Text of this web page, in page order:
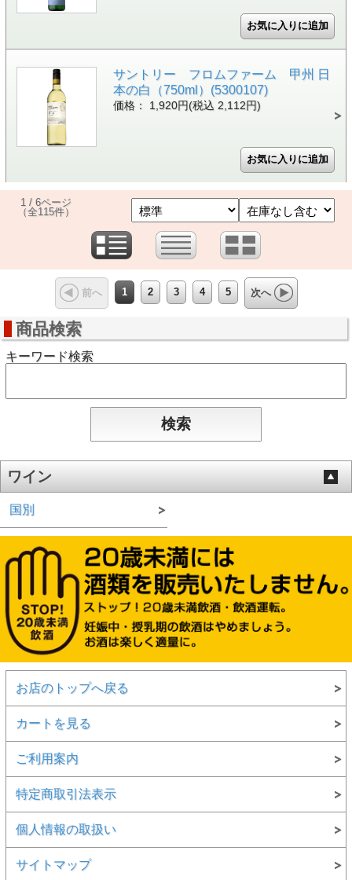
サントリー フロムファーム 甲州 日
本の白（750ml）(5300107)
価格： 1,920円(税込 2,112円)
1 / 6ページ
（全115件）
前へ 1 2 3 4 5 次へ
商品検索
キーワード検索
ワイン
国別
お店のトップへ戻る
カートを見る
ご利用案内
特定商取引法表示
個人情報の取扱い
サイトマップ